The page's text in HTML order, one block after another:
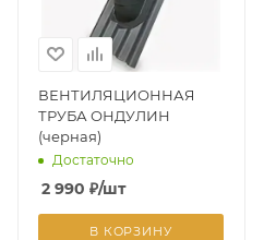
ВЕНТИЛЯЦИОННАЯ
ТРУБА ОНДУЛИН
(черная)
Достаточно
2 990 ₽/шт
В КОРЗИНУ